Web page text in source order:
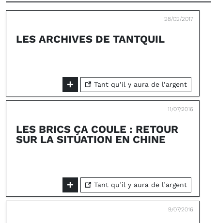
28/02/2017
LES ARCHIVES DE TANTQUIL
Tant qu’il y aura de l’argent
11/07/2016
LES BRICS ÇA COULE : RETOUR
SUR LA SITUATION EN CHINE
Tant qu’il y aura de l’argent
9/07/2016